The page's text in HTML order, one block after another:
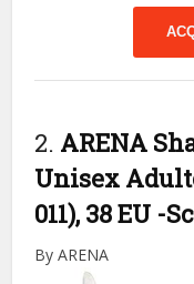
2. ARENA
Unisex
011), 38 EU -
By ARENA